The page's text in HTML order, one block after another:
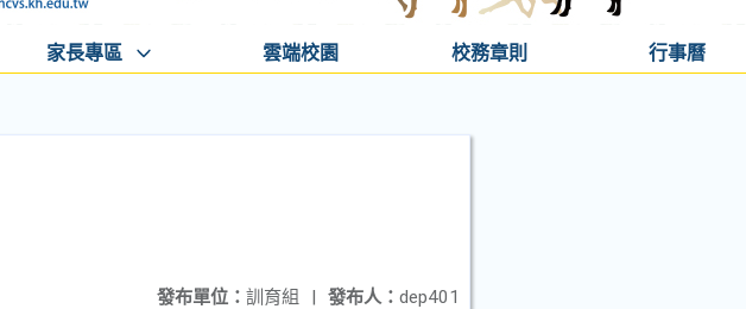
家長專區 雲端校園 校務章則 行事曆
發布人： dep401
發布單位： 訓育組 |